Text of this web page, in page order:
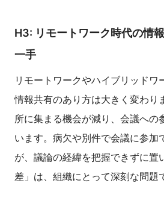
H3: リモートワーク時代の情
一手
リモートワークやハイブリッドワ
情報共有のあり方は大きく変わり
所に集まる機会が減り、会議への
います。病欠や別件で会議に参加
が、議論の経緯を把握できずに置
差」は、組織にとって深刻な問題